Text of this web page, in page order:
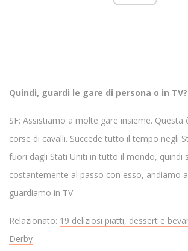
Quindi, guardi le gare di persona o in TV?
SF: Assistiamo a molte gare insieme. Questa
corse di cavalli. Succede tutto il tempo negli
fuori dagli Stati Uniti in tutto il mondo, quindi
costantemente al passo con esso, andiamo
guardiamo in TV.
Relazionato: 19 deliziosi piatti, dessert e
Derby